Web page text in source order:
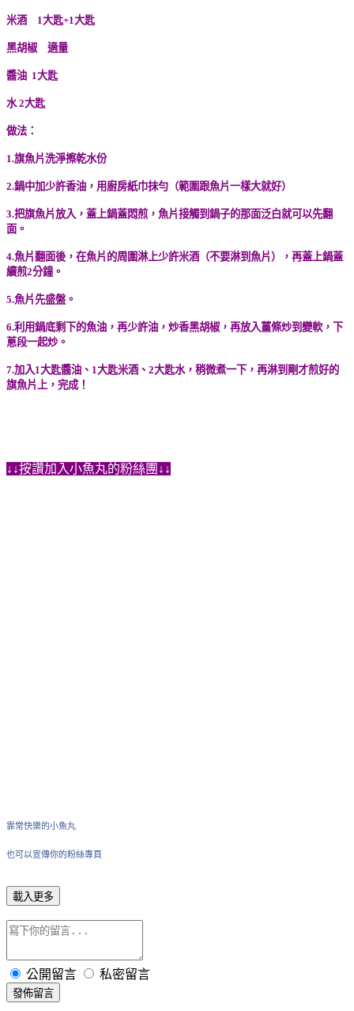
米酒 1大匙+1大匙
黑胡椒 適量
醬油 1大匙
水 2大匙
做法：
1.旗魚片洗淨擦乾水份
2.鍋中加少許香油，用廚房紙巾抹勻（範圍跟魚片一樣大就好）
3.把旗魚片放入，蓋上鍋蓋悶煎，魚片接觸到鍋子的那面泛白就可以先翻
面。
4.魚片翻面後，在魚片的周圍淋上少許米酒（不要淋到魚片），再蓋上鍋蓋
續煎2分鐘。
5.魚片先盛盤。
6.利用鍋底剩下的魚油，再少許油，炒香黑胡椒，再放入薑條炒到變軟，下
蔥段一起炒。
7.加入1大匙醬油、1大匙米酒、2大匙水，稍微煮一下，再淋到剛才煎好的
旗魚片上，完成！
↓↓按讚加入小魚丸的粉絲團 ↓↓
霏常快樂的小魚丸
也可以宣傳你的粉絲專頁
載入更多
公開留言 私密留言
發佈留言